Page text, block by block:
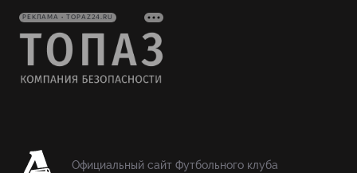
РЕКЛАМА • TOPAZ24.RU
Официальный сайт Футбольного клуба